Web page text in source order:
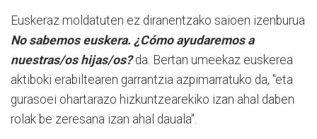
Euskeraz moldatuten ez diranentzako saioen izenburua
No sabemos euskera. ¿Cómo ayudaremos a
nuestras/os hijas/os? da. Bertan umeekaz euskerea
aktiboki erabiltearen garrantzia azpimarratuko da, "eta
gurasoei ohartarazo hizkuntzearekiko izan ahal daben
rolak be zeresana izan ahal dauala".